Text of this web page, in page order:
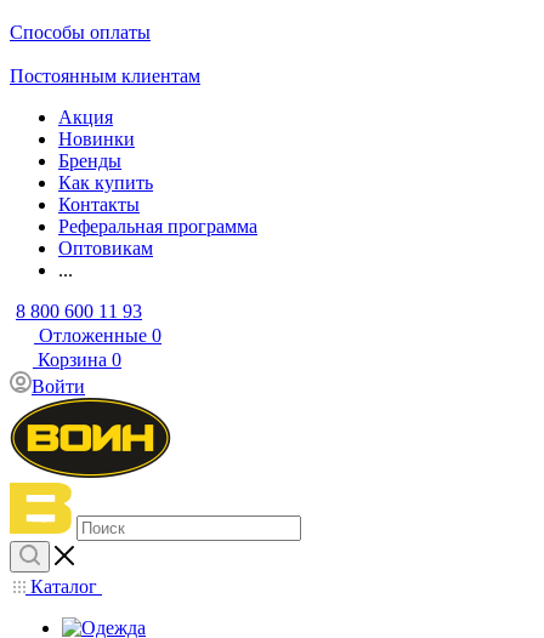
Способы оплаты
Постоянным клиентам
Акция
Новинки
Бренды
Как купить
Контакты
Реферальная программа
Оптовикам
...
8 800 600 11 93
Отложенные 0
Корзина 0
Войти
Каталог